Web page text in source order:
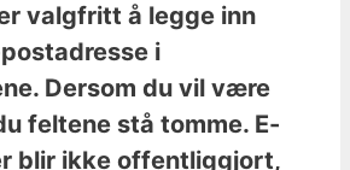
valgfritt å legge inn
i
Dersom du vil være
feltene stå tomme. E-
blir ikke offentliggjort,